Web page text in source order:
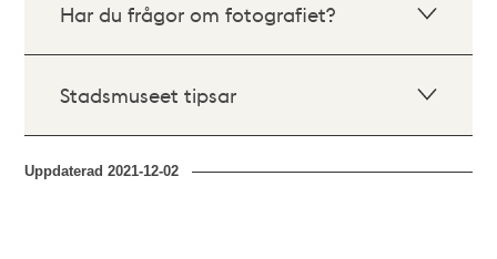
Har du frågor om fotografiet?
Stadsmuseet tipsar
Uppdaterad2021-12-02